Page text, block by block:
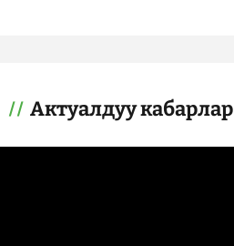
Актуалдуу кабарлар